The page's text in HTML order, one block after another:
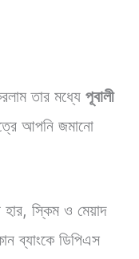
তার মধ্যে পূবালী
আপনি জমানো
স্কিম ও মেয়াদ
ব্যাংকে ডিপিএস